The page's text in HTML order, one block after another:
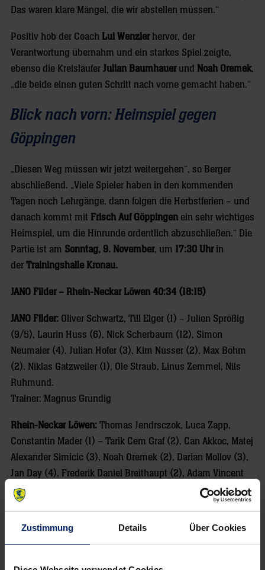
Zustimmung Details Über Cookies
Das waren klare Mängel, die wir abstellen müssen.“
Positiv hob der Coach Lui Wenzlerhervor, der
Verantwortung übernahm und ein starkes Spiel zeigte,
ebenso die Kreisläufer Julian Baumhauerund Noah Oremek,
„die beide einen guten Schritt nach vorne gemacht haben.“
Blick nach vorn: Heimspiel gegen
Göppingen
„Diesen Weg müssen wir jetzt weitergehen“, so Berger
abschließend. „Viele Spieler haben in den kommenden
Tagen noch Lehrgänge, dann folgen die Herbstferien – und
danach kommt mit Frisch Auf Göppingen ein sehr wichtiges
Heimspiel, um die Hinrunde ordentlich abzuschließen.“ Die
Partie ist am Sonntag, 9. November, um 17:30 Uhrin
der Trainingshalle Kronau.
JANO Filder – Rhein-Neckar Löwen 40:34 (18:15)
JANO Filder: Oliver Schwartz, Till Elger (1) – Julien Sprößig
(9/5), Laurin Huss (6), Nick Scherbaum (12), Simon
Neumaier (4), Julian Hofer (3), Kim Nusser (2), Max Böhm
(2), Niklas Gatzweiler (1), Ole Straub, Linus Zemmel, Nils
Ruhmund.
Trainer: Magnus Gründig
Rhein-Neckar Löwen: Thomas Jendrsczok, Luca Zapp,
Constantin Mader (1) – Tarik Cem Graf (2), Can Akkoc, Matej
Alexander Simicic (3), Noah Oremek (2), Darian Mollov (3),
Jan Day (4), Frederik Daniel Breithaupt (2), Adam Vincent
Jozsa, Julian Steinert, Tim Löhr, Guy-Loup Hofbeck (3),
Julian Baumhauer (3), Lui Wenzler (11/6).
Schiedsrichter:Cedric Pignot / Tobias Zinn (Ebersberg &
München)